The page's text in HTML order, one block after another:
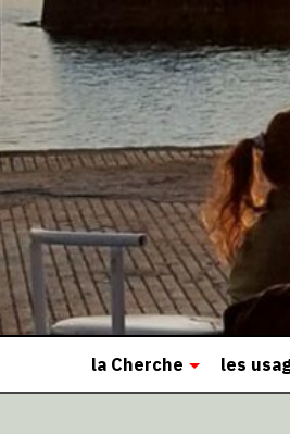
la Cherche les